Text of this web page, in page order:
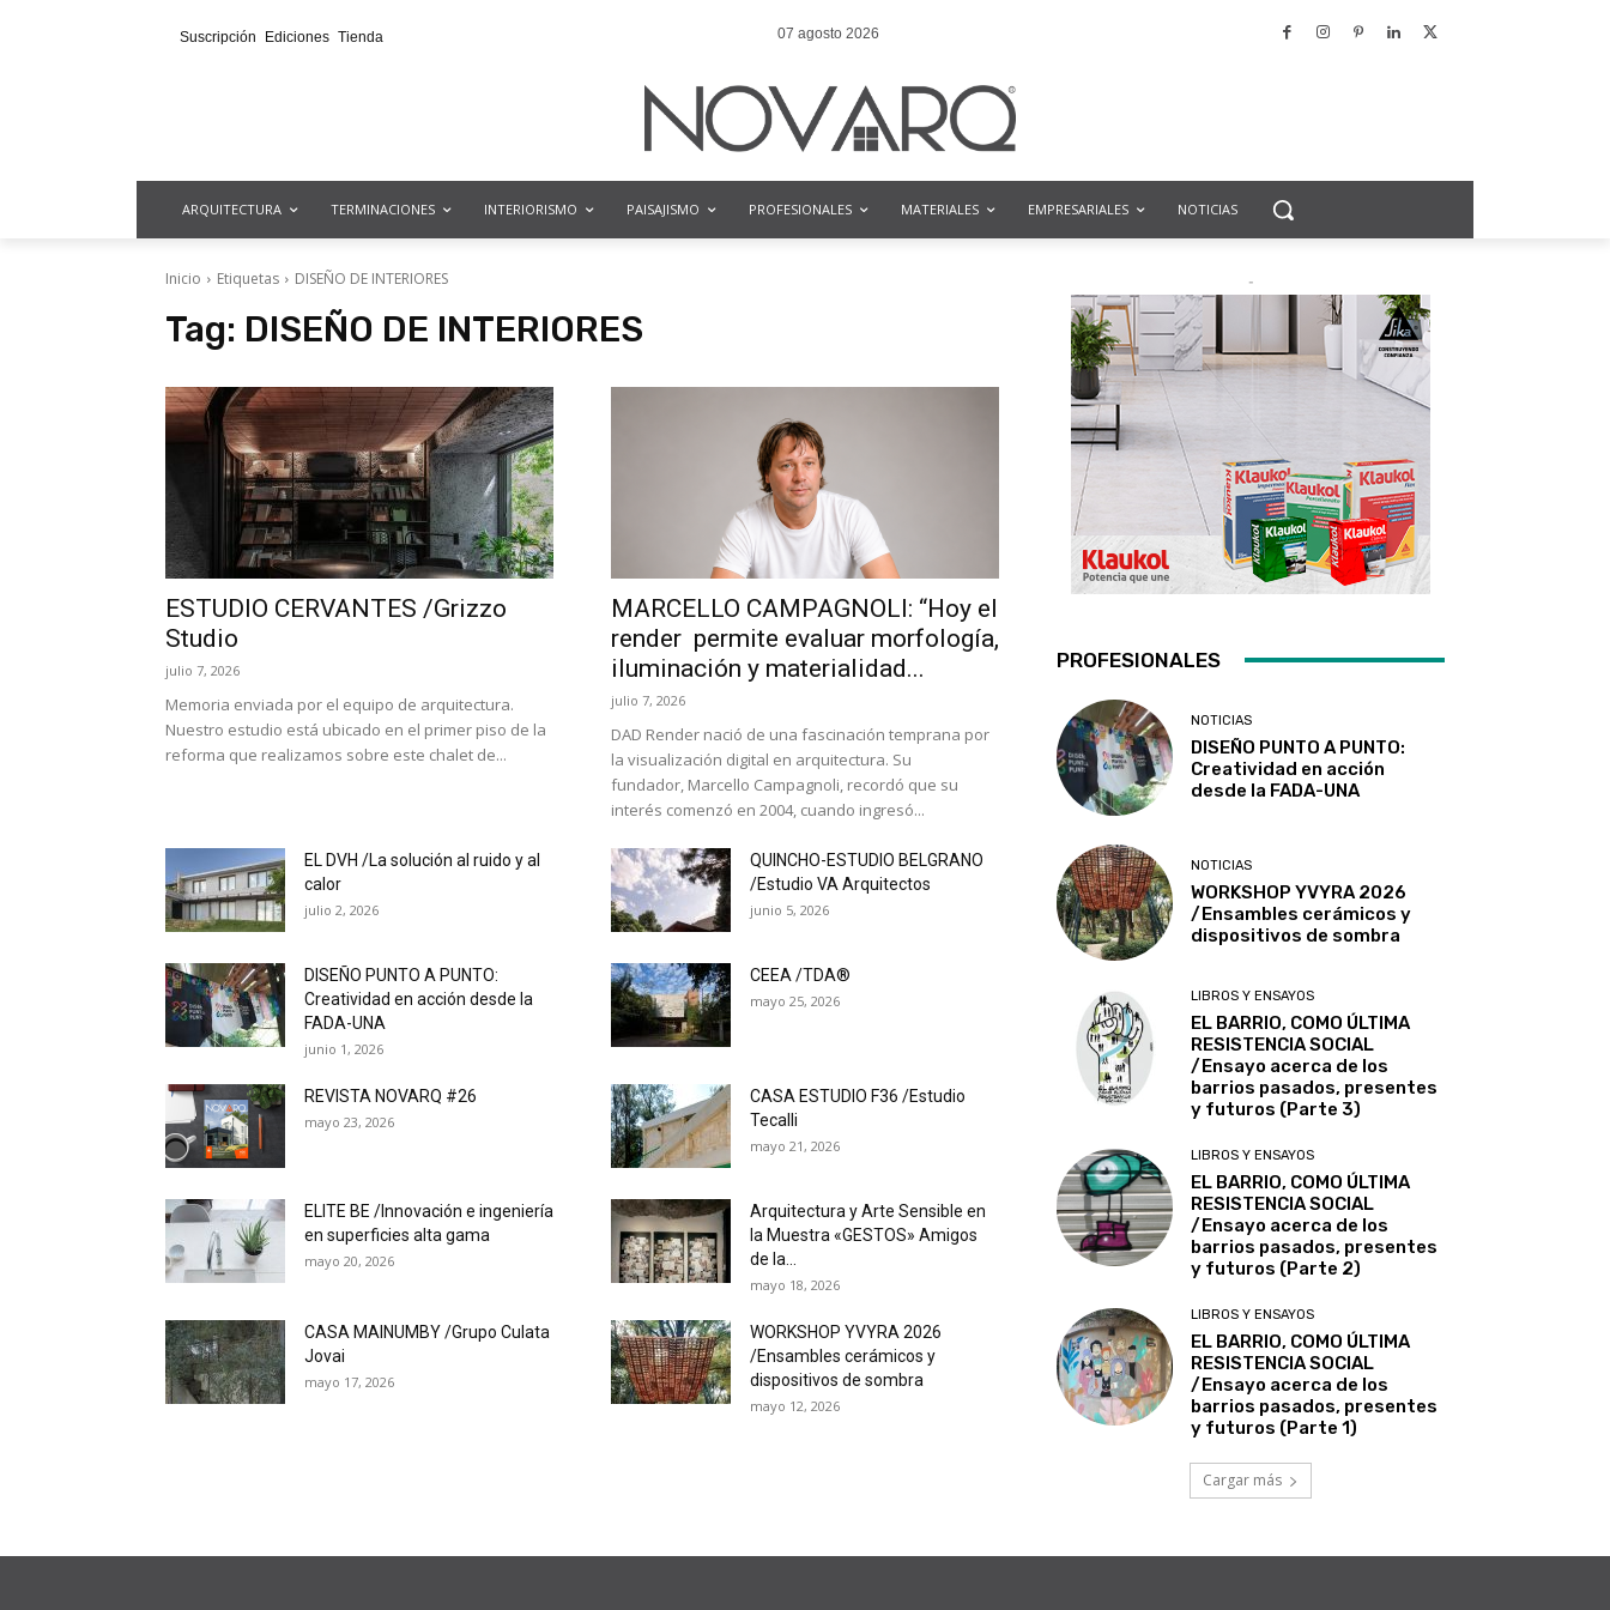
Suscripción Ediciones Tienda 07 agosto 2026
ARQUITECTURA TERMINACIONES INTERIORISMO PAISAJISMO PROFESIONALES MATERIALES EMPRESARIALES NOTICIAS
Inicio Etiquetas DISEÑO DE INTERIORES
Tag: DISEÑO DE INTERIORES
ESTUDIO CERVANTES /Grizzo
Studio
julio 7, 2026
Memoria enviada por el equipo de arquitectura.
Nuestro estudio está ubicado en el primer piso de la
reforma que realizamos sobre este chalet de...
MARCELLO CAMPAGNOLI: “Hoy el
render permite evaluar morfología,
iluminación y materialidad...
julio 7, 2026
DAD Render nació de una fascinación temprana por
la visualización digital en arquitectura. Su
fundador, Marcello Campagnoli, recordó que su
interés comenzó en 2004, cuando ingresó...
EL DVH /La solución al ruido y al
calor
julio 2, 2026
QUINCHO-ESTUDIO BELGRANO
/Estudio VA Arquitectos
junio 5, 2026
DISEÑO PUNTO A PUNTO:
Creatividad en acción desde la
FADA-UNA
junio 1, 2026
CEEA /TDA®
mayo 25, 2026
REVISTA NOVARQ #26
mayo 23, 2026
CASA ESTUDIO F36 /Estudio
Tecalli
mayo 21, 2026
ELITE BE /Innovación e ingeniería
en superficies alta gama
mayo 20, 2026
Arquitectura y Arte Sensible en
la Muestra «GESTOS» Amigos
de la...
mayo 18, 2026
CASA MAINUMBY /Grupo Culata
Jovai
mayo 17, 2026
WORKSHOP YVYRA 2026
/Ensambles cerámicos y
dispositivos de sombra
mayo 12, 2026
-
PROFESIONALES
NOTICIAS
DISEÑO PUNTO A PUNTO:
Creatividad en acción
desde la FADA-UNA
NOTICIAS
WORKSHOP YVYRA 2026
/Ensambles cerámicos y
dispositivos de sombra
LIBROS Y ENSAYOS
EL BARRIO, COMO ÚLTIMA
RESISTENCIA SOCIAL
/Ensayo acerca de los
barrios pasados, presentes
y futuros (Parte 3)
LIBROS Y ENSAYOS
EL BARRIO, COMO ÚLTIMA
RESISTENCIA SOCIAL
/Ensayo acerca de los
barrios pasados, presentes
y futuros (Parte 2)
LIBROS Y ENSAYOS
EL BARRIO, COMO ÚLTIMA
RESISTENCIA SOCIAL
/Ensayo acerca de los
barrios pasados, presentes
y futuros (Parte 1)
Cargar más